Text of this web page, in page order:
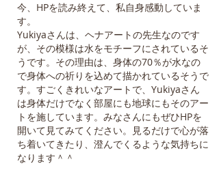
今、HPを読み終えて、私自身感動していま
す。
Yukiyaさんは、ヘナアートの先生なのです
が、その模様は水をモチーフにされているそ
うです。その理由は、身体の70％が水なの
で身体への祈りを込めて描かれているそうで
す。すごくきれいなアートで、Yukiyaさん
は身体だけでなく部屋にも地球にもそのアー
トを施しています。みなさんにもぜひHPを
開いて見てみてください。見るだけで心が落
ち着いてきたり、澄んでくるような気持ちに
なります＾＾